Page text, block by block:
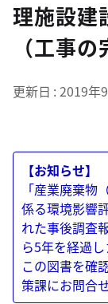
理施設建
（工事の
更新日 2019年
【お知らせ】
「産業廃棄
係る環境影響
れた事後調査
ら5年を経過
この図書を確
策課にお問合